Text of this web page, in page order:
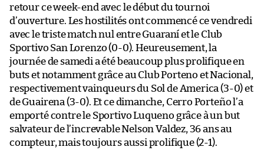
retour ce week-end avec le début du tournoi
d’ouverture. Les hostilités ont commencé ce vendredi
avec le triste match nul entre Guaraní et le Club
Sportivo San Lorenzo (0-0). Heureusement, la
journée de samedi a été beaucoup plus prolifique en
buts et notamment grâce au Club Porteno et Nacional,
respectivement vainqueurs du Sol de America (3-0) et
de Guairena (3-0). Et ce dimanche, Cerro Porteño l’a
emporté contre le Sportivo Luqueno grâce à un but
salvateur de l’increvable Nelson Valdez, 36 ans au
compteur, mais toujours aussi prolifique (2-1).